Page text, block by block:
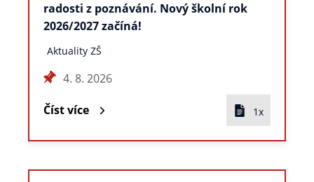
radosti z poznávání. Nový školní rok
2026/2027 začíná!
Aktuality ZŠ
4. 8. 2026
Číst více 1x